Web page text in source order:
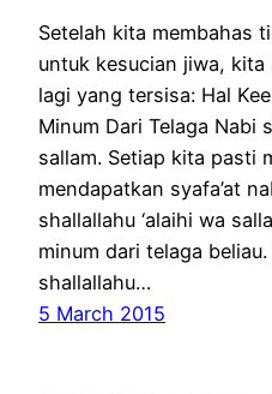
Setelah kita membahas
untuk kesucian jiwa,
lagi yang tersisa: Hal
Minum Dari Telaga Nabi
sallam. Setiap kita pasti
mendapatkan syafa’at
shallallahu ‘alaihi wa
minum dari telaga
shallallahu…
5 March 2015